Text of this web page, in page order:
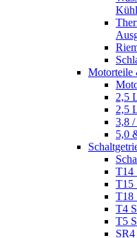
Motorteile
2,5
2,5
3,8
5,0
T14
T15
T18
T4
T5